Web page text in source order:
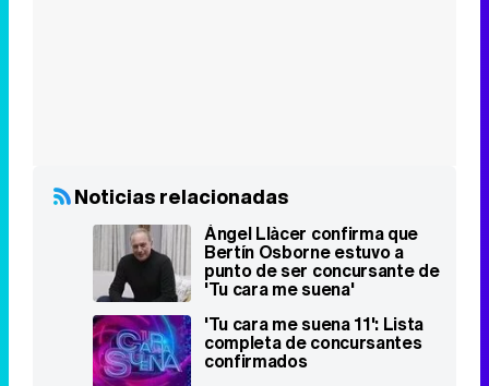
Noticias relacionadas
Àngel Llàcer confirma que
Bertín Osborne estuvo a
punto de ser concursante de
'Tu cara me suena'
'Tu cara me suena 11': Lista
completa de concursantes
confirmados